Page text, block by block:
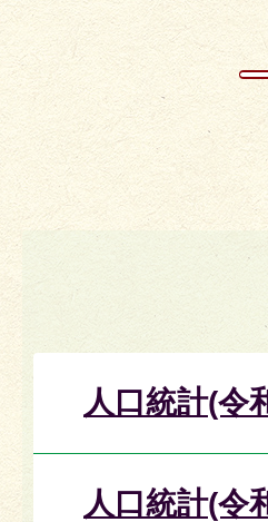
人口統計(令
人口統計(令